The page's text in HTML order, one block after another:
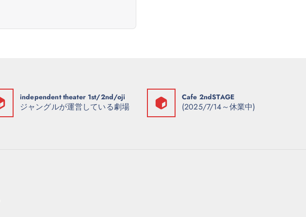
independent theater 1st/2nd/oji
ジャングルが運営している劇場
Cafe 2ndSTAGE
(2025/7/14～休業中)